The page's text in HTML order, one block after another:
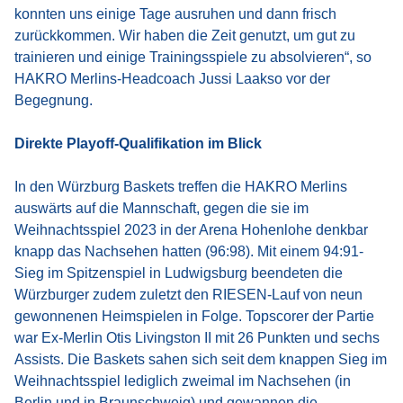
konnten uns einige Tage ausruhen und dann frisch
zurückkommen. Wir haben die Zeit genutzt, um gut zu
trainieren und einige Trainingsspiele zu absolvieren“, so
HAKRO Merlins-Headcoach Jussi Laakso vor der
Begegnung.
Direkte Playoff-Qualifikation im Blick
In den Würzburg Baskets treffen die HAKRO Merlins
auswärts auf die Mannschaft, gegen die sie im
Weihnachtsspiel 2023 in der Arena Hohenlohe denkbar
knapp das Nachsehen hatten (96:98). Mit einem 94:91-
Sieg im Spitzenspiel in Ludwigsburg beendeten die
Würzburger zudem zuletzt den RIESEN-Lauf von neun
gewonnenen Heimspielen in Folge. Topscorer der Partie
war Ex-Merlin Otis Livingston II mit 26 Punkten und sechs
Assists. Die Baskets sahen sich seit dem knappen Sieg im
Weihnachtsspiel lediglich zweimal im Nachsehen (in